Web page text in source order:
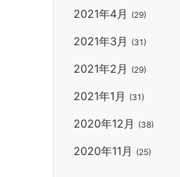
2021年4月 (29)
2021年3月 (31)
2021年2月 (29)
2021年1月 (31)
2020年12月 (38)
2020年11月 (25)